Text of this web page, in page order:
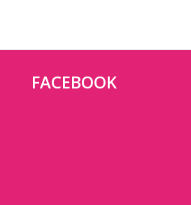
FACEBOOK